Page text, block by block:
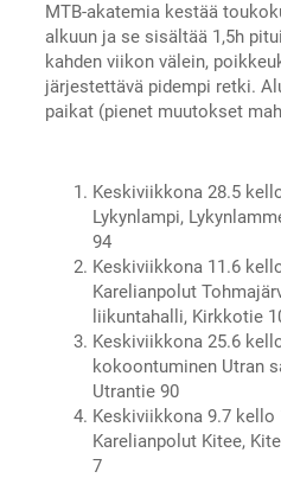
MTB-akatemia kestää
alkuun ja se sisältää 1,5h
kahden viikon välein,
järjestettävä pidempi retki.
paikat (pienet muutokset
Keskiviikkona 28.5
Lykynlampi,
94
Keskiviikkona 11.6
Karelianpolut
liikuntahalli, Kirkkotie
Keskiviikkona 25.6
kokoontuminen Utran
Utrantie 90
Keskiviikkona 9.7 kello
Karelianpolut Kitee,
7